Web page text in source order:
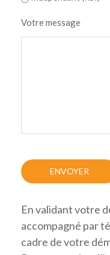
Votre message
En validant votre
accompagné par
cadre de votre